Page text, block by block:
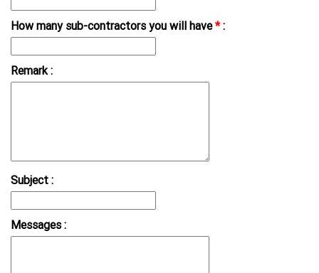
How many sub-contractors you will have*:
Remark :
Subject :
Messages :